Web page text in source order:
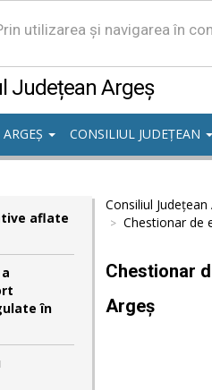
utilizarea și navigarea în
Județean Argeș
CONSILIUL JUDEȚEAN
aflate
în
Consiliul Județean
Chestionar de
Chestionar
Argeș